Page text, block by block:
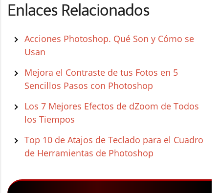
Enlaces Relacionados
Acciones Photoshop. Qué Son y Cómo se
Usan
Mejora el Contraste de tus Fotos en 5
Sencillos Pasos con Photoshop
Los 7 Mejores Efectos de dZoom de Todos
los Tiempos
Top 10 de Atajos de Teclado para el Cuadro
de Herramientas de Photoshop